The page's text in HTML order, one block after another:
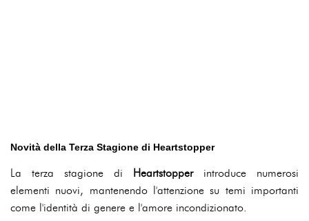
Novità della Terza Stagione di Heartstopper
La terza stagione di Heartstopperintroduce numerosi
elementi nuovi, mantenendo l'attenzione su temi importanti
come l'identità di genere e l'amore incondizionato.